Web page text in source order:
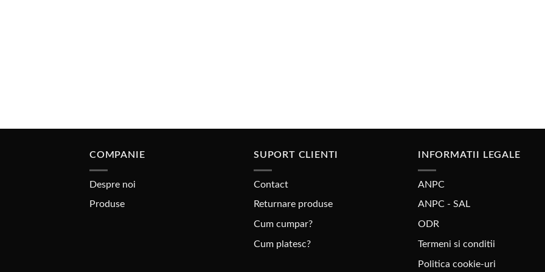
COMPANIE
Despre noi
Produse
SUPORT CLIENTI
Contact
Returnare produse
Cum cumpar?
Cum platesc?
INFORMATII LEGALE
ANPC
ANPC - SAL
ODR
Termeni si conditii
Politica cookie-uri